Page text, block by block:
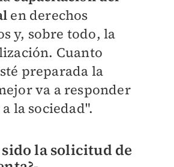
en derechos
y, sobre todo, la
Cuanto
preparada la
va a responder
la sociedad".
sido la solicitud de